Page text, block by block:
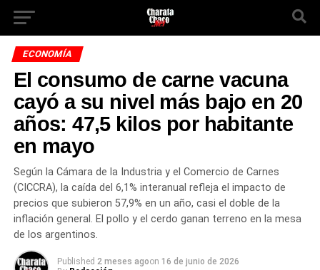
ECONOMÍA
El consumo de carne vacuna
cayó a su nivel más bajo en 20
años: 47,5 kilos por habitante
en mayo
Según la Cámara de la Industria y el Comercio de Carnes
(CICCRA), la caída del 6,1% interanual refleja el impacto de
precios que subieron 57,9% en un año, casi el doble de la
inflación general. El pollo y el cerdo ganan terreno en la mesa
de los argentinos.
Published 2 meses agoon 16 de junio de 2026